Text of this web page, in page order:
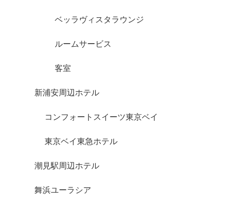
ベッラヴィスタラウンジ
ルームサービス
客室
新浦安周辺ホテル
コンフォートスイーツ東京ベイ
東京ベイ東急ホテル
潮見駅周辺ホテル
舞浜ユーラシア